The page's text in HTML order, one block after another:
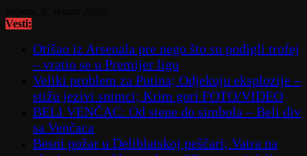
to
Vesti:
Otišao iz Arsenala pre nego što su podigli trofej
– vratio se u Premijer ligu
Veliki problem za Putina; Odjekuju eksplozije –
stižu jezivi snimci; Krim gori FOTO/VIDEO
BELI VENČAC: Od stene do simbola – Beli div
sa Venčaca
Besni požar u Deliblatskoj peščari; Vatra na